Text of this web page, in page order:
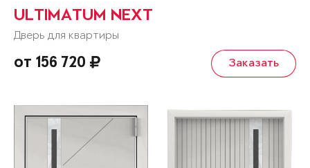
ULTIMATUM NEXT
Дверь для квартиры
от 156 720 Заказать